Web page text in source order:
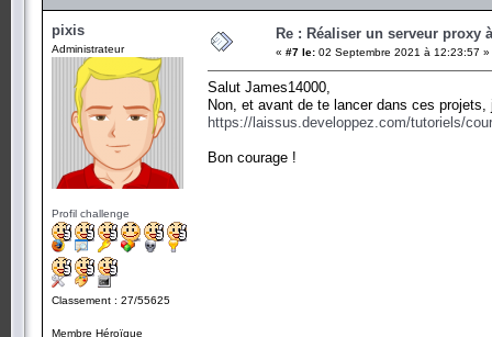
pixis
Administrateur
Profil challenge
Classement : 27/55625
Membre Héroïque
Re : Réaliser un serveur proxy
« #7 le: 02 Septembre 2021 à 12:23:57 »
Salut James14000,
Non, et avant de te lancer dans ces
https://laissus.developpez.com/tutoriels/
Bon courage !